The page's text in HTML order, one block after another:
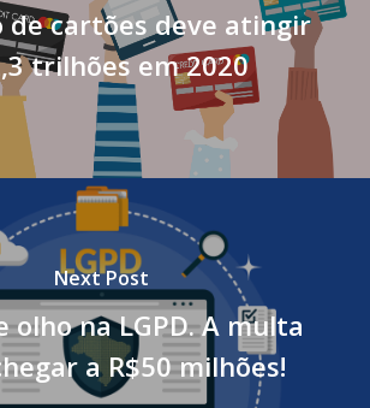
de cartões deve atingir
trilhões em 2020
Next Post
olho na LGPD. A multa
a R$50 milhões!